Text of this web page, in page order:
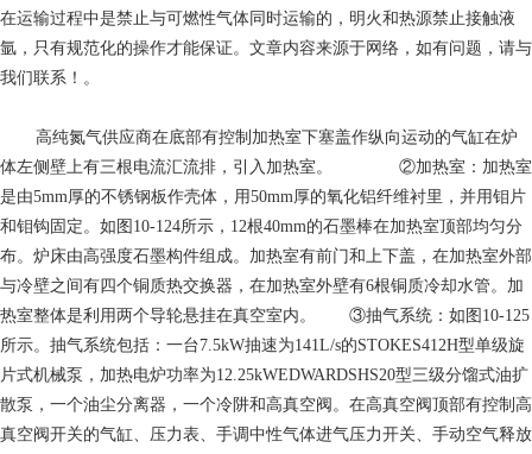
在运输过程中是禁止与可燃性气体同时运输的，明火和热源禁止接触液
氩，只有规范化的操作才能保证。文章内容来源于网络，如有问题，请与
我们联系！。
高纯氮气供应商在底部有控制加热室下塞盖作纵向运动的气缸在炉
体左侧壁上有三根电流汇流排，引入加热室。 ②加热室：加热室
是由5mm厚的不锈钢板作壳体，用50mm厚的氧化铝纤维衬里，并用钼片
和钼钩固定。如图10-124所示，12根40mm的石墨棒在加热室顶部均匀分
布。炉床由高强度石墨构件组成。加热室有前门和上下盖，在加热室外部
与冷壁之间有四个铜质热交换器，在加热室外壁有6根铜质冷却水管。加
热室整体是利用两个导轮悬挂在真空室内。 ③抽气系统：如图10-125
所示。抽气系统包括：一台7.5kW抽速为141L/s的STOKES412H型单级旋
片式机械泵，加热电炉功率为12.25kWEDWARDSHS20型三级分馏式油扩
散泵，一个油尘分离器，一个冷阱和高真空阀。在高真空阀顶部有控制高
真空阀开关的气缸、压力表、手调中性气体进气压力开关、手动空气释放